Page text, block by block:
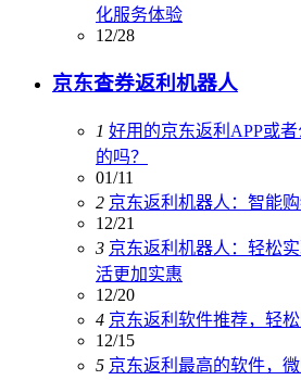
化服务体验
12/28
京东查券返利机器人
1 好用的京东返利APP或
的吗？
01/11
2 京东返利机器人：智能
12/21
3 京东返利机器人：轻松
活更加实惠
12/20
4 京东返利软件推荐，轻松
12/15
5 京东返利最高的软件，